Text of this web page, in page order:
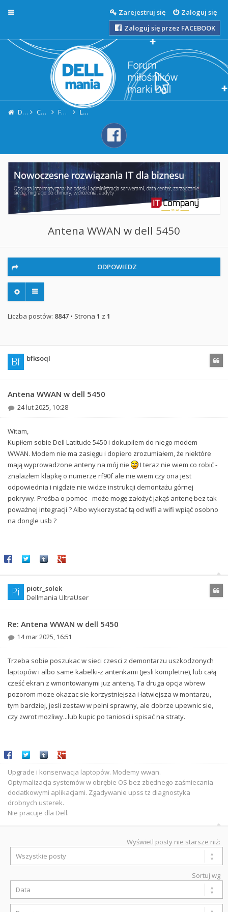
Zaloguj się
Zarejestruj się
Zaloguj się przez FACEBOOK
DellMania Centrum Pomocy Technicznej Forum Laptopy - Problemy z: Notebooki Dell / Laptopy Dell Laptopy Dell Latitude
Antena WWAN w dell 5450
ODPOWIEDZ
Liczba postów: 8847 • Strona 1 z 1
Bf bfksoql
Antena WWAN w dell 5450
24 lut 2025, 10:28
Witam,
Kupiłem sobie Dell Latitude 5450 i dokupiłem do niego modem
WWAN. Modem nie ma zasięgu i dopiero zrozumiałem, że niektóre
mają wyprowadzone anteny na mój nie
I teraz nie wiem co robić -
znalazłem klapkę o numerze rf90f ale nie wiem czy ona jest
odpowiednia i nigdzie nie widze instrukcji demontażu górnej
pokrywy. Prośba o pomoc - może mogę założyć jakąś antenę bez tak
poważnej integracji ? Albo wykorzystać tą od wifi a wifi wpiąć osobno
na dongle usb ?
Share on Facebook
Share on Twitter
Share on Tumblr
Share on Google+
Pi
piotr_solek
Dellmania UltraUser
Re: Antena WWAN w dell 5450
14 mar 2025, 16:51
Trzeba sobie poszukac w sieci czesci z demontarzu uszkodzonych
laptopów i albo same kabelki-z antenkami (jesli kompletne), lub całą
cześć ekran z wmontowanymi juz anteną. Ta druga opcja wbrew
pozorom moze okazac sie korzystniejsza i łatwiejsza w montarzu,
tym bardziej, jesli zestaw w pelni sprawny, ale dobrze upewnic sie,
czy zwrot mozliwy...lub kupic po taniosci i spisać na straty.
Share on Facebook
Share on Twitter
Share on Tumblr
Share on Google+
Upgrade i konserwacja laptopów. Modemy wwan.
Optymalizacja systemów w obrębie OS bez zbędnego zaśmiecania
dodatkowymi aplikacjami. Zgadywanie upss tz diagnostyka
drobnych usterek.
Nie pracuje dla Dell.
Wyświetl posty nie starsze niż:
Sortuj wg